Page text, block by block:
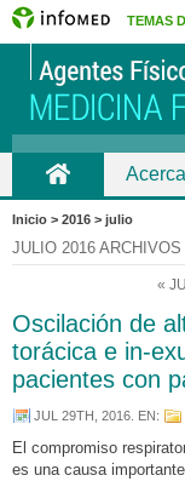
TEMAS
Inicio > 2016 > julio
JULIO 2016 ARCHIVOS
«
Oscilación de
torácica e in-
pacientes con
JUL 29TH, 2016 . EN:
El compromiso
es una causa